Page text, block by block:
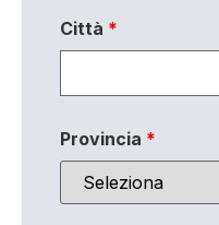
Città *
Provincia *